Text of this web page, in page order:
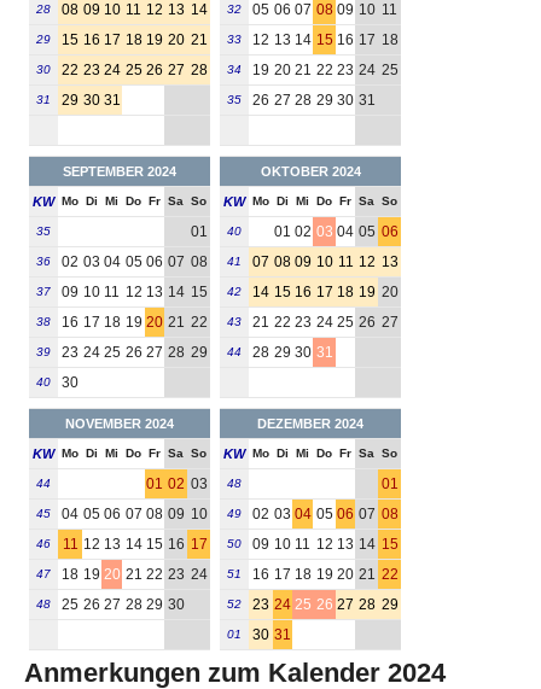
28 08 09 10 11 12 13 14
29 15 16 17 18 19 20 21
30 22 23 24 25 26 27 28
31 29 30 31
32 05 06 07 08 09 10 11
33 12 13 14 15 16 17 18
34 19 20 21 22 23 24 25
35 26 27 28 29 30 31
SEPTEMBER 2024
KW Mo Di Mi Do Fr Sa So
35 01
36 02 03 04 05 06 07 08
37 09 10 11 12 13 14 15
38 16 17 18 19 20 21 22
39 23 24 25 26 27 28 29
40 30
OKTOBER 2024
KW Mo Di Mi Do Fr Sa So
40 01 02 03 04 05 06
41 07 08 09 10 11 12 13
42 14 15 16 17 18 19 20
43 21 22 23 24 25 26 27
44 28 29 30 31
NOVEMBER 2024
KW Mo Di Mi Do Fr Sa So
44 01 02 03
45 04 05 06 07 08 09 10
46 11 12 13 14 15 16 17
47 18 19 20 21 22 23 24
48 25 26 27 28 29 30
DEZEMBER 2024
KW Mo Di Mi Do Fr Sa So
48 01
49 02 03 04 05 06 07 08
50 09 10 11 12 13 14 15
51 16 17 18 19 20 21 22
52 23 24 25 26 27 28 29
01 30 31
Anmerkungen zum Kalender 2024